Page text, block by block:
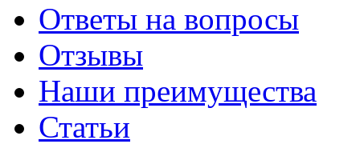
Ответы на вопросы
Отзывы
Наши преимущества
Статьи